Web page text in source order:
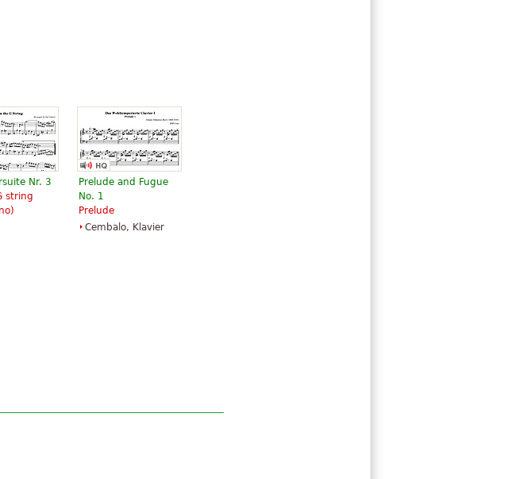
Nr. 3
string
Prelude and Fugue
No. 1
Prelude
Cembalo, Klavier